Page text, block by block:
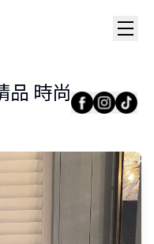
品 時尚